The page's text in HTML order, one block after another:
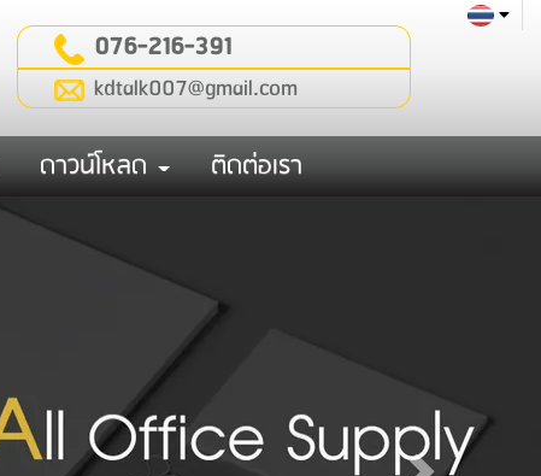
ดาวน์โหลด ติดต่อเรา
076-216-391
kdtalk007@gmail.com